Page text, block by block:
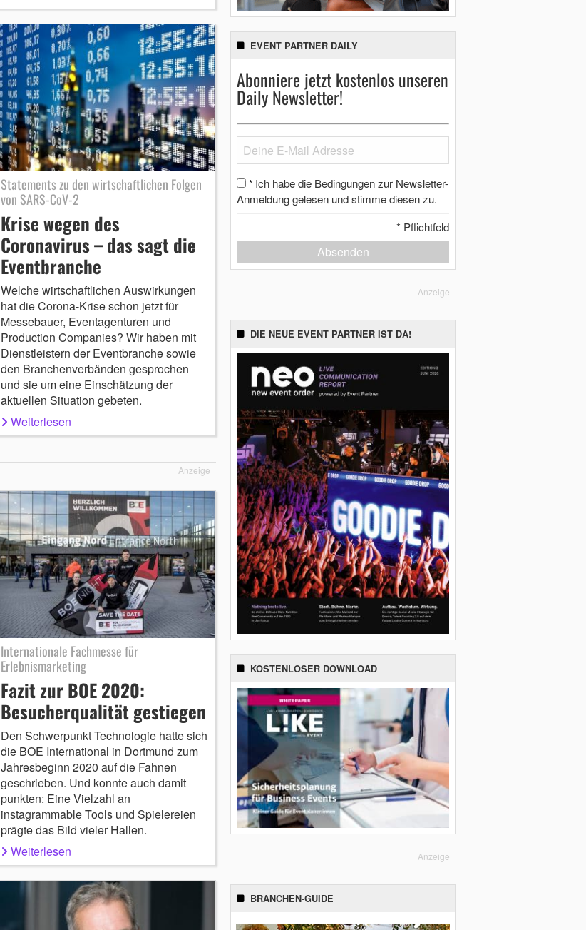
Statements zu den wirtschaftlichen Folgen
von SARS-CoV-2
Krise wegen des
Coronavirus – das sagt die
Eventbranche
Welche wirtschaftlichen Auswirkungen
hat die Corona-Krise schon jetzt für
Messebauer, Eventagenturen und
Production Companies? Wir haben mit
Dienstleistern der Eventbranche sowie
den Branchenverbänden gesprochen
und sie um eine Einschätzung der
aktuellen Situation gebeten.
Weiterlesen
Anzeige
Internationale Fachmesse für
Erlebnismarketing
Fazit zur BOE 2020:
Besucherqualität gestiegen
Den Schwerpunkt Technologie hatte sich
die BOE International in Dortmund zum
Jahresbeginn 2020 auf die Fahnen
geschrieben. Und konnte auch damit
punkten: Eine Vielzahl an
instagrammable Tools und Spielereien
prägte das Bild vieler Hallen.
Weiterlesen
EVENT PARTNER DAILY
Abonniere jetzt kostenlos unseren
Daily Newsletter!
* Ich habe die Bedingungen zur Newsletter-
Anmeldung gelesen und stimme diesen zu.
* Pflichtfeld
Absenden
Anzeige
DIE NEUE EVENT PARTNER IST DA!
KOSTENLOSER DOWNLOAD
Anzeige
BRANCHEN-GUIDE